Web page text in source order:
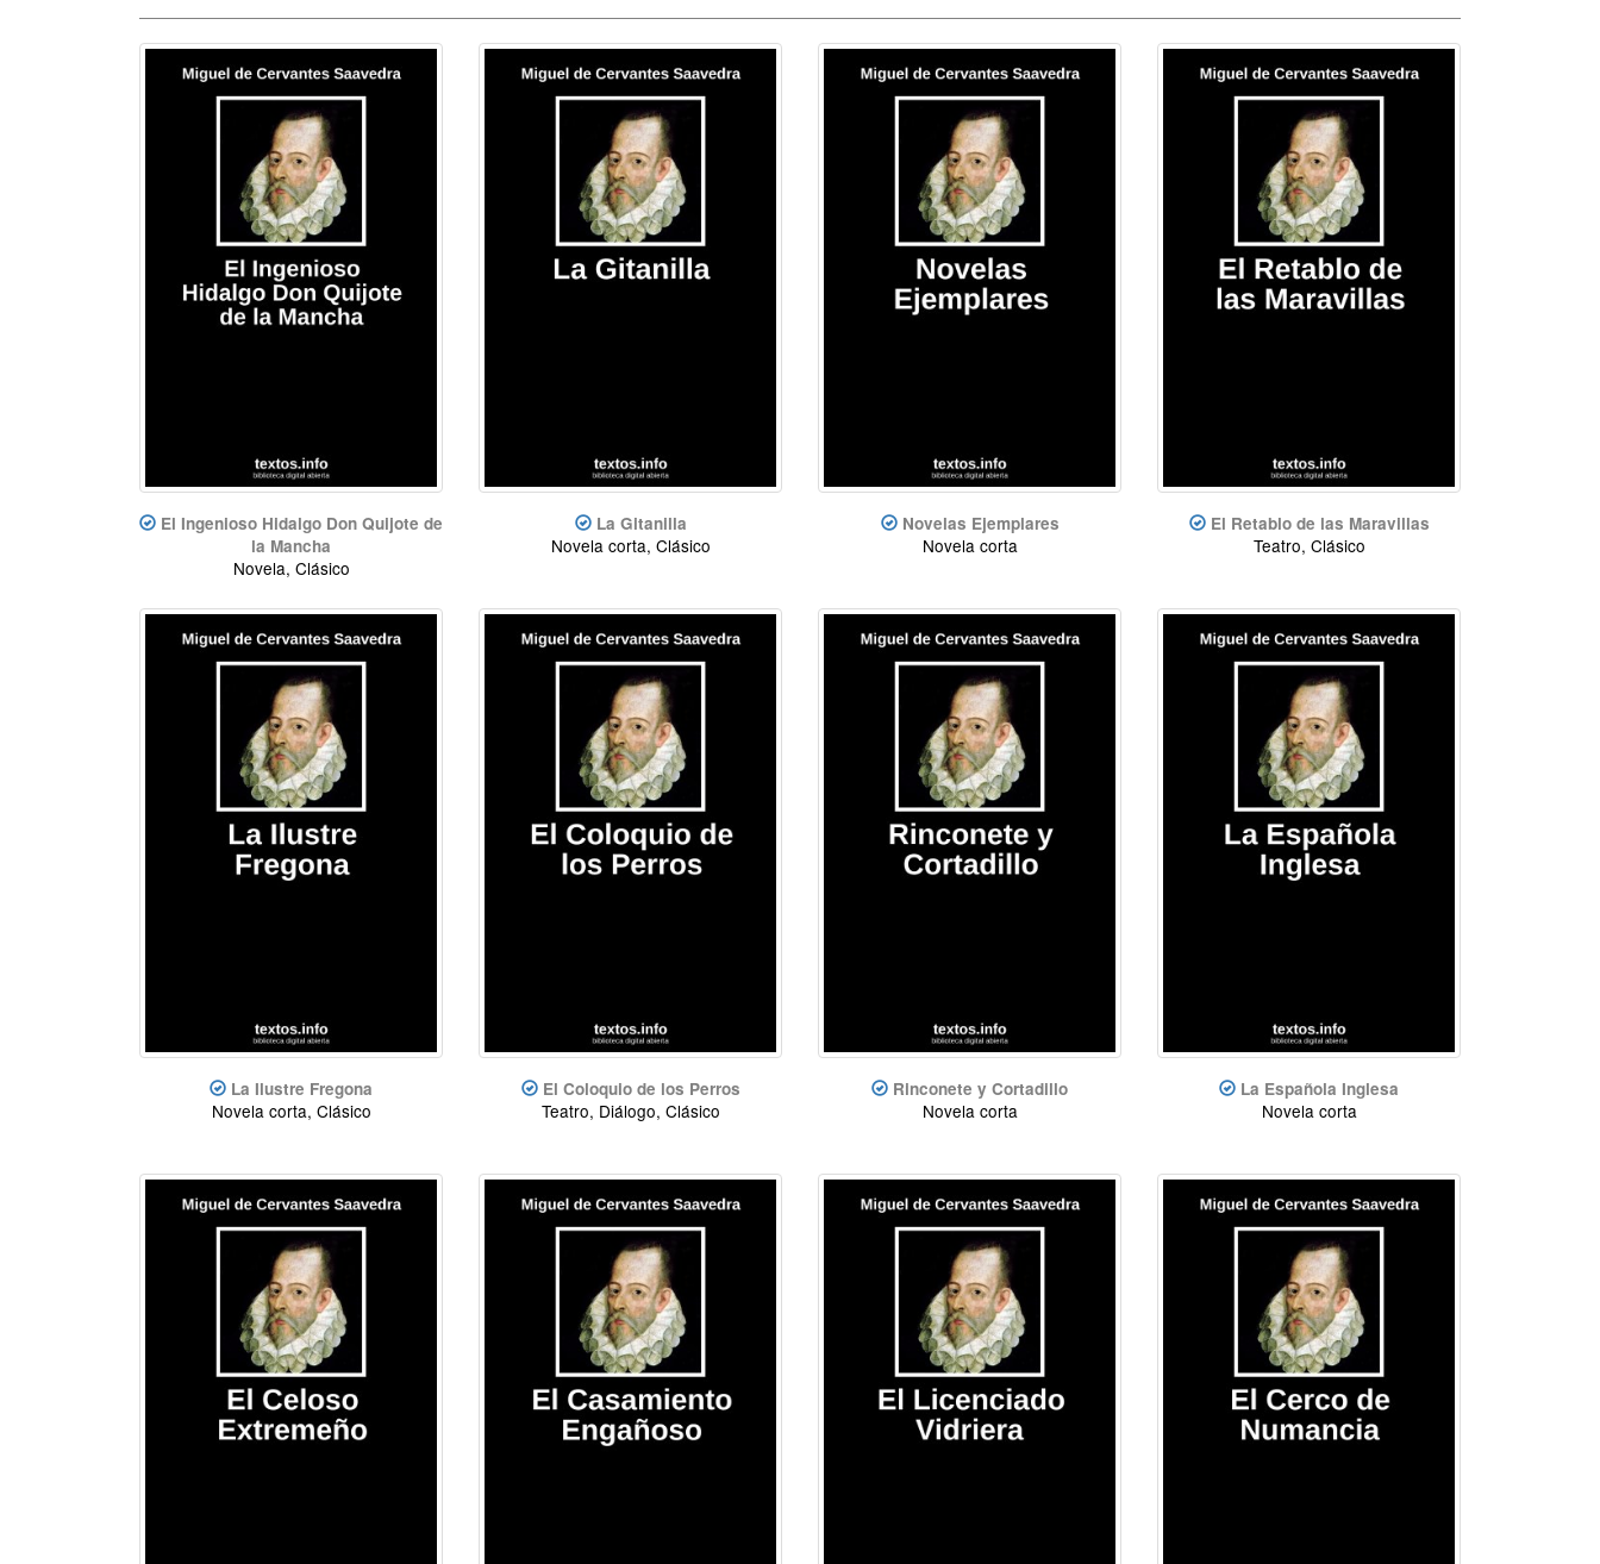
El Ingenioso Hidalgo Don Quijote de
la Mancha
Novela, Clásico
La Gitanilla
Novela corta, Clásico
Novelas Ejemplares
Novela corta
El Retablo de las Maravillas
Teatro, Clásico
La Ilustre Fregona
Novela corta, Clásico
El Coloquio de los Perros
Teatro, Diálogo, Clásico
Rinconete y Cortadillo
Novela corta
La Española Inglesa
Novela corta